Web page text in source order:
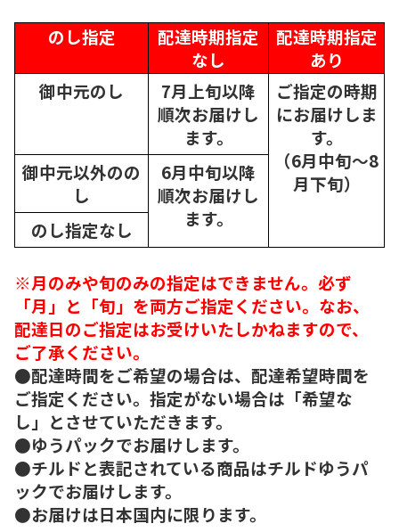
のし指定
配達時期指定
なし
配達時期指定
あり
御中元のし
7月上旬以降
順次お届けし
ます。
ご指定の時期
にお届けしま
す。
（6月中旬～8
月下旬）
御中元以外のの
し
6月中旬以降
順次お届けし
ます。
のし指定なし
※月のみや旬のみの指定はできません。必ず
「月」と「旬」を両方ご指定ください。なお、
配達日のご指定はお受けいたしかねますので、
ご了承ください。
●配達時間をご希望の場合は、配達希望時間を
ご指定ください。指定がない場合は「希望な
し」とさせていただきます。
●ゆうパックでお届けします。
●チルドと表記されている商品はチルドゆうパ
ックでお届けします。
●お届けは日本国内に限ります。